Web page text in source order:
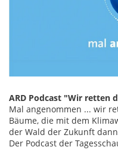
ARD Podcast "Wir retten
Mal angenommen ... wir
Bäume, die mit dem
der Wald der Zukunft
Der Podcast der